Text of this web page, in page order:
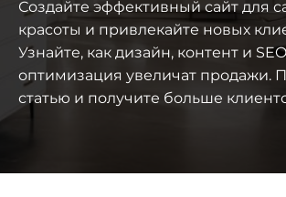
Создайте эффективный сайт для
красоты и привлекайте новых
Узнайте, как дизайн, контент и
оптимизация увеличат продажи.
статью и получите больше